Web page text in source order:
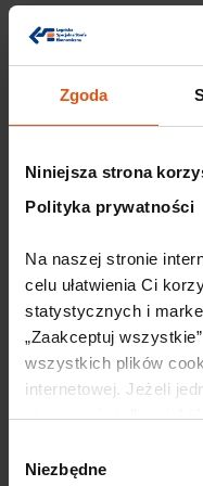
Zgoda
Niniejsza strona
Polityka prywatności
Na naszej stronie
celu ułatwienia Ci
statystycznych i
„Zaakceptuj
wszystkich plików
internetowej. Jeżeli
stosowanie tylko
Szczegółowe
zgody
Niezbędne
–
Spółdzielczy w Środzie
12:00 – 12:15
Impuls
12:15Networking i
Polecane
Wkrótce